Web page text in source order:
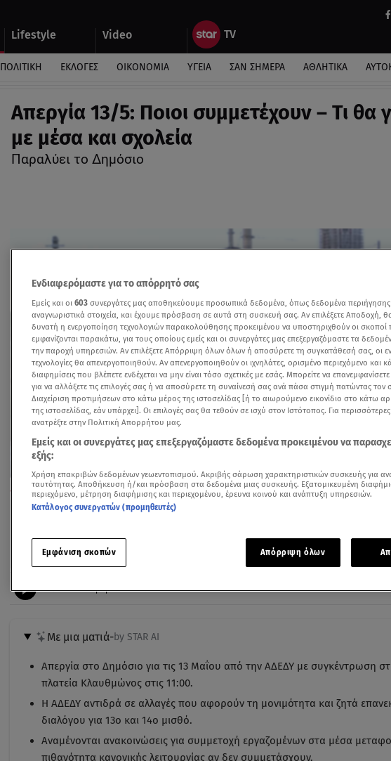
Lifestyle Video
ΠΟΛΙΤΙΚΗ ΕΚΛΟΓΕΣ ΟΙΚΟΝΟΜΙΑ ΥΓΕΙΑ ΣΑΝ ΣΗΜΕΡΑ ΑΘΛΗΤΙΚΑ
Απεργία 13/5: Ποιοι συμμετέχουν – Τι θα
με μέσα και σχολεία
Παραλύει το Δημόσιο
Πανελλαδική απεργία της ΑΔΕΔΥ την Τετάρτη 13 Μαΐου / Βίντεο ΕΡΤ
Δείτε περισσότερα άρθρα μας στα αποτελέσματα αναζήτησης
Add star.gr on Google
Ακούστε το άρθρο1:16λεπτά
Με μια ματιά-by STAR AI
Απεργία στο Δημόσιο για τις 13 Μαΐου από την ΑΔΕΔΥ με συγκέντρωση
πλατεία Κλαυθμώνος στις 11:00.
Η ΑΔΕΔΥ αντιδρά σε αλλαγές που αφορούν τη μονιμότητα και ζητά
διαλόγου για 13ο και 14ο μισθό.
Αναμένονται ανακοινώσεις για συμμετοχή εργαζομένων στα μέσα
πιθανότητα κανονικής λειτουργίας αν δεν συμμετάσχουν.
Ενδιαφερόμαστε για το απόρρητό σας
Εμείς και οι 603 συνεργάτες μας αποθηκεύουμε προσωπικά δεδομένα, όπως δεδομένα
αναγνωριστικά στοιχεία, και έχουμε πρόσβαση σε αυτά στη συσκευή σας. Αν επιλέξετε Αποδοχή,
δυνατή η ενεργοποίηση τεχνολογιών παρακολούθησης προκειμένου να υποστηριχθούν οι σκοποί
εμφανίζονται παρακάτω, για τους οποίους εμείς και οι συνεργάτες μας επεξεργαζόμαστε τα
την παροχή υπηρεσιών. Αν επιλέξετε Απόρριψη όλων όλων ή αποσύρετε τη συγκατάθεσή σας, οι
τεχνολογίες θα απενεργοποιηθούν. Αν απενεργοποιηθούν οι ιχνηλάτες, ορισμένο περιεχόμενο και
διαφημίσεις που βλέπετε ενδέχεται να μην είναι τόσο σχετικές με εσάς. Μπορείτε να
για να αλλάξετε τις επιλογές σας ή να αποσύρετε τη συναίνεσή σας ανά πάσα στιγμή πατώντας τον
Διαχείριση προτιμήσεων στο κάτω μέρος της ιστοσελίδας [ή το αιωρούμενο εικονίδιο στο κάτω
της ιστοσελίδας, εάν υπάρχει]. Οι επιλογές σας θα τεθούν σε ισχύ στον Ιστότοπος. Για
ανατρέξτε στην Πολιτική Απορρήτου μας.
Εμείς και οι συνεργάτες μας επεξεργαζόμαστε δεδομένα προκειμένου να
εξής:
Χρήση επακριβών δεδομένων γεωεντοπισμού. Ακριβής σάρωση χαρακτηριστικών συσκευής για
ταυτότητας. Αποθήκευση ή/και πρόσβαση στα δεδομένα μιας συσκευής. Εξατομικευμένη
περιεχόμενο, μέτρηση διαφήμισης και περιεχομένου, έρευνα κοινού και ανάπτυξη υπηρεσιών.
Κατάλογος συνεργατών (προμηθευτές)
Εμφάνιση σκοπών Απόρριψη όλων